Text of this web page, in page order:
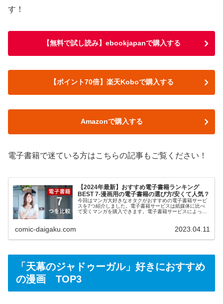
す！
【無料で試し読み】ebookjapanで購入する
【ポイント70倍】楽天Koboで購入する
Amazonで購入する
電子書籍で迷ている方はこちらの記事もご覧ください！
【2024年最新】おすすめ電子書籍ランキング
BEST 7-漫画用の電子書籍の選び方/安くて人気？
今回はマンガ大好きなオタクがおすすめの電子書籍サービ
スを7つ紹介しました。電子書籍サービスは紙媒体に比べ
て安くマンガを購入できます。電子書籍サービスによって
子書籍を知りたい方は是非こちらをご覧ください！
comic-daigaku.com 2023.04.11
「天幕のジャドゥーガル」好きにおすすめ
の漫画 TOP3